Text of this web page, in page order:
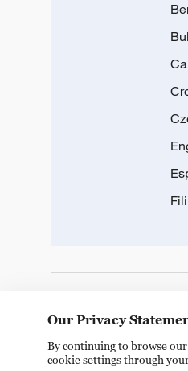
Our Privacy
By continuing to browse
cookie settings through